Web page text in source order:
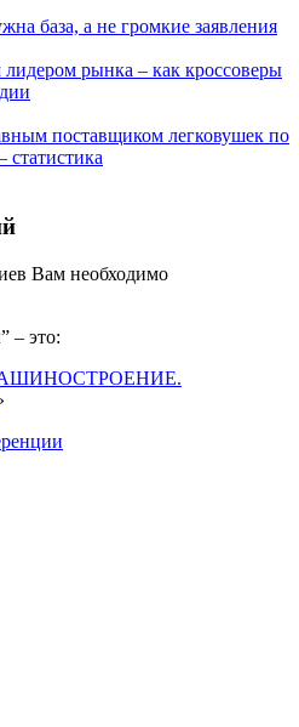
база, а не громкие заявления
лидером рынка – как кроссоверы
поставщиком легковушек по
статистика
Вам необходимо
– это: